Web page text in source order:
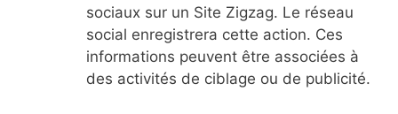
sociaux sur un Site Zigzag. Le réseau
social enregistrera cette action. Ces
informations peuvent être associées à
des activités de ciblage ou de publicité.